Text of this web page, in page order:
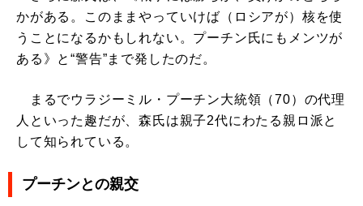
かがある。このままやっていけば（ロシアが）核を使
うことになるかもしれない。プーチン氏にもメンツが
ある》と“警告”まで発したのだ。
まるでウラジーミル・プーチン大統領（70）の代理
人といった趣だが、森氏は親子2代にわたる親ロ派と
して知られている。
プーチンとの親交